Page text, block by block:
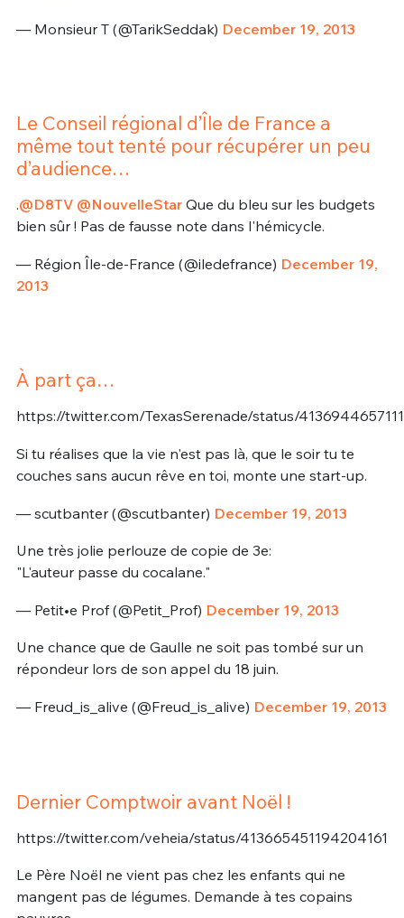
— Monsieur T (@TarikSeddak) December 19, 2013
Le Conseil régional d’Île de France a
même tout tenté pour récupérer un peu
d’audience…
.@D8TV @NouvelleStarQue du bleu sur les budgets
bien sûr ! Pas de fausse note dans l'hémicycle.
— Région Île-de-France (@iledefrance) December 19,
2013
À part ça…
https://twitter.com/TexasSerenade/status/
Si tu réalises que la vie n'est pas là, que le soir tu te
couches sans aucun rêve en toi, monte une start-up.
— scutbanter (@scutbanter) December 19, 2013
Une très jolie perlouze de copie de 3e:
"L'auteur passe du cocalane."
— Petit•e Prof (@Petit_Prof) December 19, 2013
Une chance que de Gaulle ne soit pas tombé sur un
répondeur lors de son appel du 18 juin.
— Freud_is_alive (@Freud_is_alive) December 19, 2013
Dernier Comptwoir avant Noël !
https://twitter.com/veheia/status/413665451194204161
Le Père Noël ne vient pas chez les enfants qui ne
mangent pas de légumes. Demande à tes copains